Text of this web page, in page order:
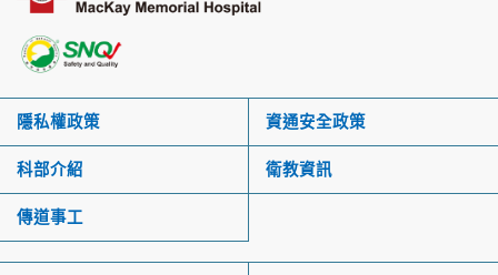
隱私權政策 資通安全政策
科部介紹 衛教資訊
傳道事工